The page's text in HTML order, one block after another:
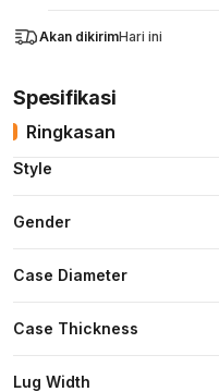
Akan dikirimHari ini
Spesifikasi
Ringkasan
Style
Gender
Case Diameter
Case Thickness
Lug Width